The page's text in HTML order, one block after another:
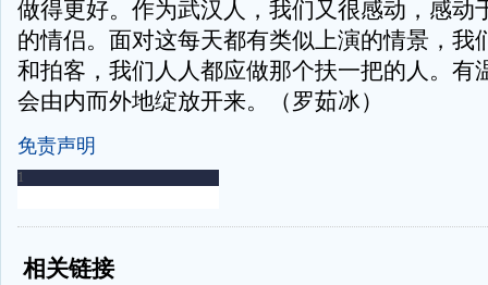
做得更好。作为武汉人，我们又很感动，感动
的情侣。面对这每天都有类似上演的情景，我
和拍客，我们人人都应做那个扶一把的人。有
会由内而外地绽放开来。（罗茹冰）
免责声明
-
相关链接